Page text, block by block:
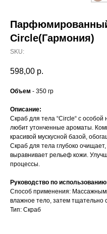
Circle(Гармония)
SKU:
598,00 р.
Объем - 350 гр
Описание:
Скраб для тела “Circle“ с особой
любит утонченные ароматы.
красивой мускусной базой,
Скраб для тела глубоко
выравнивает рельеф кожи.
процессы.
Руководство по
Способ применения:
влажное тело, затем тщательно
Тип: Скраб